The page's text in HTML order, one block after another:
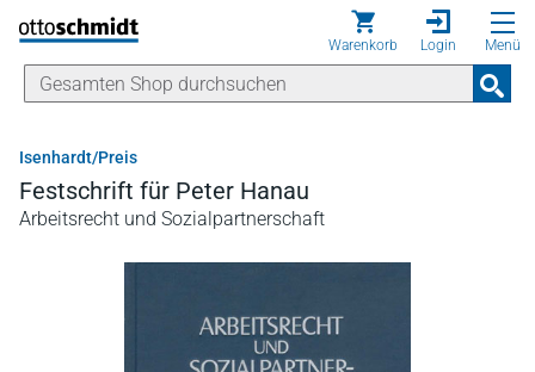
Direkt zum Inhalt
Warenkorb Login Menü
Isenhardt/Preis
Festschrift für Peter Hanau
Arbeitsrecht und Sozialpartnerschaft